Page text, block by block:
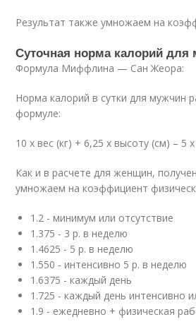
Результат также умножаем на
Суточная норма калорий для
Формула Миффлина — Сан Жеора:
Норма калорий в сутки для мужчин
формуле:
10 х вес (кг) + 6,25 х высоту (см) – 5
Как и в расчете для женщин,
умножаем на коэффициент
1.2 - минимум или отсутствие
1.375 - 3 р. в неделю
1.4625 - 5 р. в неделю
1.550 - интенсивно 5 р. в неделю
1.6375 - каждый день
1.725 - каждый день интенсивно
1.9 - ежедневно + физическая